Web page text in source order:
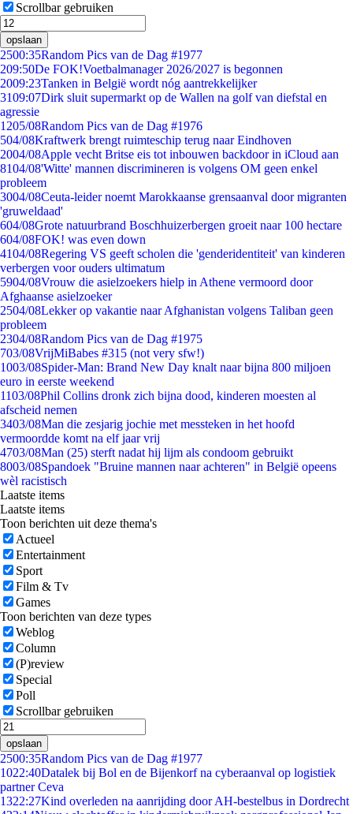
Scrollbar gebruiken
opslaan
2500:35Random Pics van de Dag #1977
209:50De FOK!Voetbalmanager 2026/2027 is begonnen
2009:23Tanken in België wordt nóg aantrekkelijker
3109:07Dirk sluit supermarkt op de Wallen na golf van diefstal en
agressie
1205/08Random Pics van de Dag #1976
504/08Kraftwerk brengt ruimteschip terug naar Eindhoven
2004/08Apple vecht Britse eis tot inbouwen backdoor in iCloud aan
8104/08'Witte' mannen discrimineren is volgens OM geen enkel
probleem
3004/08Ceuta-leider noemt Marokkaanse grensaanval door migranten
'gruweldaad'
604/08Grote natuurbrand Boschhuizerbergen groeit naar 100 hectare
604/08FOK! was even down
4104/08Regering VS geeft scholen die 'genderidentiteit' van kinderen
verbergen voor ouders ultimatum
5904/08Vrouw die asielzoekers hielp in Athene vermoord door
Afghaanse asielzoeker
2504/08Lekker op vakantie naar Afghanistan volgens Taliban geen
probleem
2304/08Random Pics van de Dag #1975
703/08VrijMiBabes #315 (not very sfw!)
1003/08Spider-Man: Brand New Day knalt naar bijna 800 miljoen
euro in eerste weekend
1103/08Phil Collins dronk zich bijna dood, kinderen moesten al
afscheid nemen
3403/08Man die zesjarig jochie met messteken in het hoofd
vermoordde komt na elf jaar vrij
4703/08Man (25) sterft nadat hij lijm als condoom gebruikt
8003/08Spandoek "Bruine mannen naar achteren" in België opeens
wèl racistisch
Laatste items
Laatste items
Toon berichten uit deze thema's
Actueel
Entertainment
Sport
Film & Tv
Games
Toon berichten van deze types
Weblog
Column
(P)review
Special
Poll
Scrollbar gebruiken
opslaan
2500:35Random Pics van de Dag #1977
1022:40Datalek bij Bol en de Bijenkorf na cyberaanval op logistiek
partner Ceva
1322:27Kind overleden na aanrijding door AH-bestelbus in Dordrecht